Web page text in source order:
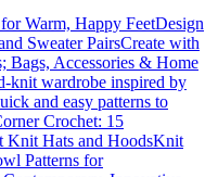
Warm, Happy FeetDesign
Sweater PairsCreate with
Bags, Accessories & Home
knit wardrobe inspired by
and easy patterns to
Crochet: 15
Knit Hats and HoodsKnit
Patterns for